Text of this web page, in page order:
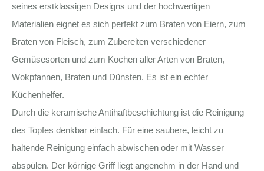
seines erstklassigen Designs und der hochwertigen
Materialien eignet es sich perfekt zum Braten von Eiern, zum
Braten von Fleisch, zum Zubereiten verschiedener
Gemüsesorten und zum Kochen aller Arten von Braten,
Wokpfannen, Braten und Dünsten. Es ist ein echter
Küchenhelfer.
Durch die keramische Antihaftbeschichtung ist die Reinigung
des Topfes denkbar einfach. Für eine saubere, leicht zu
haltende Reinigung einfach abwischen oder mit Wasser
abspülen. Der körnige Griff liegt angenehm in der Hand und